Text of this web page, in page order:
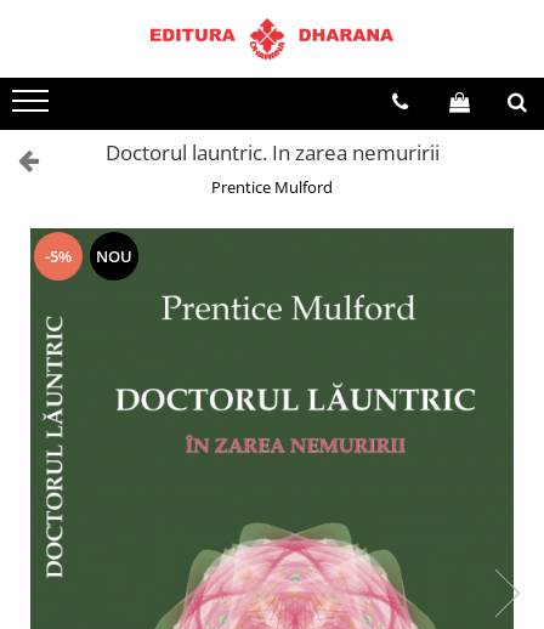
Terapii
Dietoterapie
Doctorul launtric. In zarea nemuririi
Prentice Mulford
-5% NOU